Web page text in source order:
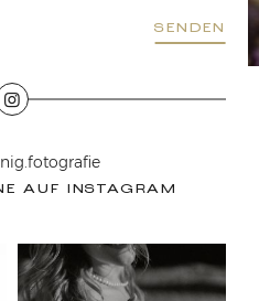
SENDEN
AUF INSTAGRAM